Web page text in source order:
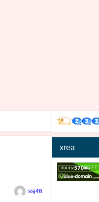
ssj46
xrea